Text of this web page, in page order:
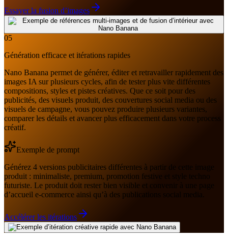
Essayer la fusion d’images
05
Génération efficace et itérations rapides
Nano Banana permet de générer, éditer et retravailler rapidement des
images IA sur plusieurs cycles, afin de tester plus vite différentes
compositions, styles et pistes créatives. Que ce soit pour des
publicités, des visuels produit, des couvertures social media ou des
visuels de campagne, vous pouvez produire plusieurs variantes,
comparer les détails et avancer plus efficacement dans votre process
créatif.
Exemple de prompt
Générez 4 versions publicitaires différentes à partir de cette image
produit : minimaliste, premium, promotion festive et style techno
futuriste. Le produit doit rester bien visible et convenir à une page
d’accueil e-commerce ainsi qu’à des publications social media.
Accélérer les itérations